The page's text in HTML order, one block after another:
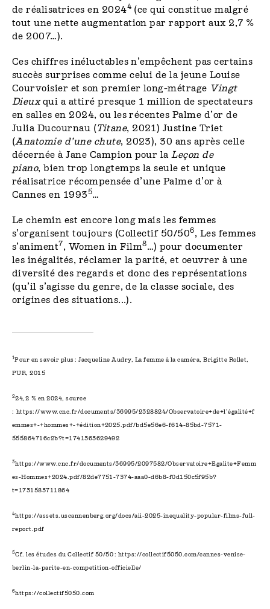
de réalisatrices en 20244 (ce qui constitue malgré
tout une nette augmentation par rapport aux 2,7 %
de 2007…).
Ces chiffres inéluctables n’empêchent pas certains
succès surprises comme celui de la jeune Louise
Courvoisier et son premier long-métrage Vingt
Dieuxqui a attiré presque 1 million de spectateurs
en salles en 2024, ou les récentes Palme d’or de
Julia Ducournau (Titane, 2021) Justine Triet
(Anatomie d’une chute, 2023), 30 ans après celle
décernée à Jane Campion pour laLeçon de
piano, bien trop longtemps la seule et unique
réalisatrice récompensée d’une Palme d’or à
Cannes en 19935…
Le chemin est encore long mais les femmes
s’organisent toujours (Collectif 50/506, Les femmes
s’animent7, Women in Film8…) pour documenter
les inégalités, réclamer la parité, et oeuvrer à une
diversité des regards et donc des représentations
(qu’il s’agisse du genre, de la classe sociale, des
origines des situations...).
1Pour en savoir plus : Jacqueline Audry, La femme à la caméra, Brigitte Rollet,
PUR, 2015
224,2 % en 2024, source
: https://www.cnc.fr/documents/36995/2328824/Observatoire+de+l’égalité+f
emmes+-+hommes+-+édition+2025.pdf/bd5e56e6-f614-85bd-7571-
555864716c2b?t=1741363629492
3https://www.cnc.fr/documents/36995/2097582/Observatoire+Egalite+Femm
es-Hommes+2024.pdf/82de7751-7374-aaa0-d6b8-f0d150c5f95b?
t=1731583711864
4https://assets.uscannenberg.org/docs/aii-2025-inequality-popular-films-full-
report.pdf
5Cf. les études du Collectif 50/50 : https://collectif5050.com/cannes-venise-
berlin-la-parite-en-competition-officielle/
6https://collectif5050.com